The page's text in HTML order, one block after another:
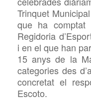
Trinquet
que ha comptat
Regidoria
i en el que han
15 anysde la
categories des
concretat el
Escoto.